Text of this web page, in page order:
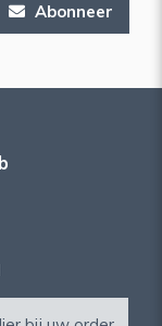
Abonneer